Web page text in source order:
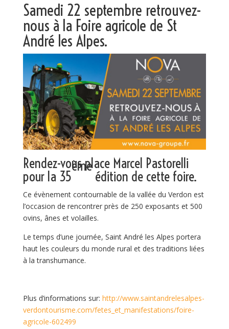
Samedi 22 septembre retrouvez-
nous à la Foire agricole de St
André les Alpes.
Rendez-vous place Marcel Pastorelli
pour la 35
ème
édition de cette foire.
Ce évènement contournable de la vallée du Verdon est
l’occasion de rencontrer près de 250 exposants et 500
ovins, ânes et volailles.
Le temps d’une journée, Saint André les Alpes portera
haut les couleurs du monde rural et des traditions liées
à la transhumance.
Plus d’informations sur: http://www.saintandrelesalpes-
verdontourisme.com/fetes_et_manifestations/foire-
agricole-602499